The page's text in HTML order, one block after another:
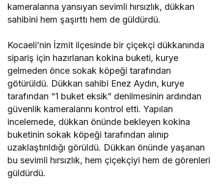
kameralarına yansıyan sevimli hırsızlık, dükkan
sahibini hem şaşırttı hem de güldürdü.
Kocaeli’nin İzmit ilçesinde bir çiçekçi dükkanında
sipariş için hazırlanan kokina buketi, kurye
gelmeden önce sokak köpeği tarafından
götürüldü. Dükkan sahibi Enez Aydın, kurye
tarafından “1 buket eksik” denilmesinin ardından
güvenlik kameralarını kontrol etti. Yapılan
incelemede, dükkan önünde bekleyen kokina
buketinin sokak köpeği tarafından alınıp
uzaklaştırıldığı görüldü. Dükkan önünde yaşanan
bu sevimli hırsızlık, hem çiçekçiyi hem de görenleri
güldürdü.